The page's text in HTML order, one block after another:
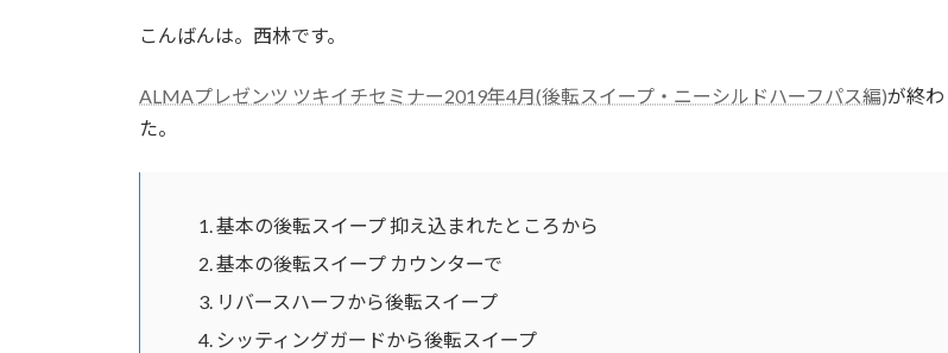
新
時
:
こんばんは。西林です。
ALMAプレゼンツ ツキイチセミナー2019年4月(後転スイープ・ニーシルドハーフパス編)が終わ
た。
基本の後転スイープ 抑え込まれたところから
基本の後転スイープ カウンターで
リバースハーフから後転スイープ
シッティングガードから後転スイープ